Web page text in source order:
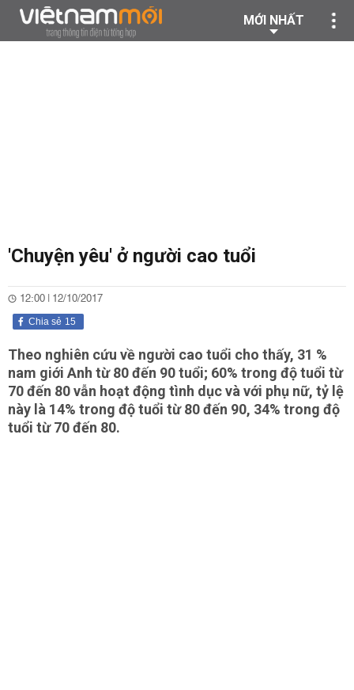
MỚI NHẤT
'Chuyện yêu' ở người cao tuổi
12:00 | 12/10/2017
15
Chia sẻ
Theo nghiên cứu về người cao tuổi cho thấy, 31 %
nam giới Anh từ 80 đến 90 tuổi; 60% trong độ tuổi từ
70 đến 80 vẫn hoạt động tình dục và với phụ nữ, tỷ lệ
này là 14% trong độ tuổi từ 80 đến 90, 34% trong độ
tuổi từ 70 đến 80.